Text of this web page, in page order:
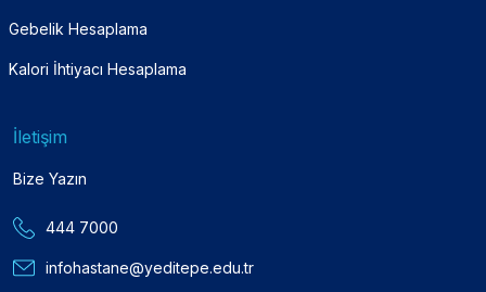
Gebelik Hesaplama
Kalori İhtiyacı Hesaplama
İletişim
Bize Yazın
444 7000
infohastane@yeditepe.edu.tr